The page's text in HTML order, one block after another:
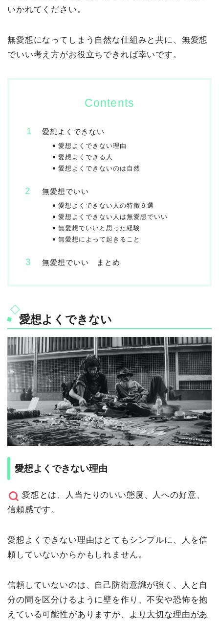
いかれてください。
無愛想になってしまう自然な仕組みと共に、無愛想
でいい考え方がお役立ちできれば幸いです。
Contents
愛想よくできない
愛想よくできない理由
愛想よくできる人
愛想よくできないのは自然
無愛想でいい
愛想よくできない人の特徴９選
愛想よくできない人は無愛想でいい
無愛想でいいと思った経験
無愛想によって起きること
無愛想でいい まとめ
愛想よくできない
愛想よくできない理由
愛想とは、人当たりのいい態度、人への好意、
信頼感です。
愛想よくできない理由はとてもシンプルに、人を信
頼していないからかもしれません。
信頼していないのは、自己防衛意識が強く、人と自
分の間を区分けるように壁を作り、不安や恐怖を抱
えている可能性がありますが、
より大切な理由があ